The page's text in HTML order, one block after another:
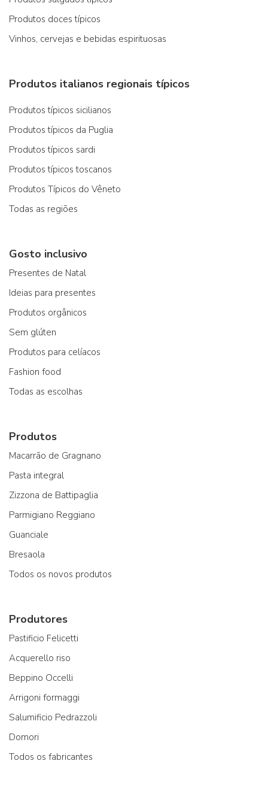
Produtos doces típicos
Vinhos, cervejas e bebidas espirituosas
Produtos italianos regionais típicos
Produtos típicos sicilianos
Produtos típicos da Puglia
Produtos típicos sardi
Produtos típicos toscanos
Produtos Típicos do Vêneto
Todas as regiões
Gosto inclusivo
Presentes de Natal
Ideias para presentes
Produtos orgânicos
Sem glúten
Produtos para celíacos
Fashion food
Todas as escolhas
Produtos
Macarrão de Gragnano
Pasta integral
Zizzona de Battipaglia
Parmigiano Reggiano
Guanciale
Bresaola
Todos os novos produtos
Produtores
Pastificio Felicetti
Acquerello riso
Beppino Occelli
Arrigoni formaggi
Salumificio Pedrazzoli
Domori
Todos os fabricantes